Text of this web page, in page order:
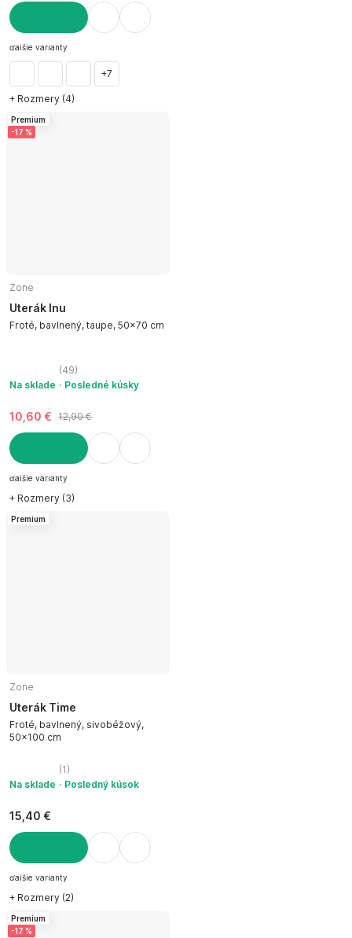
DO KOŠÍKA
ďalšie varianty
+7
+ Rozmery (4)
Premium
-17 %
Zone
Uterák Inu
Froté, bavlnený, taupe, 50x70 cm
(49)
Na sklade
Posledné kúsky
10,60 € 12,90 €
DO KOŠÍKA
ďalšie varianty
+ Rozmery (3)
Premium
Zone
Uterák Time
Froté, bavlnený, sivobéžový,
50x100 cm
(1 )
Na sklade
Posledný kúsok
15,40 €
DO KOŠÍKA
ďalšie varianty
+ Rozmery (2)
Premium
-17 %